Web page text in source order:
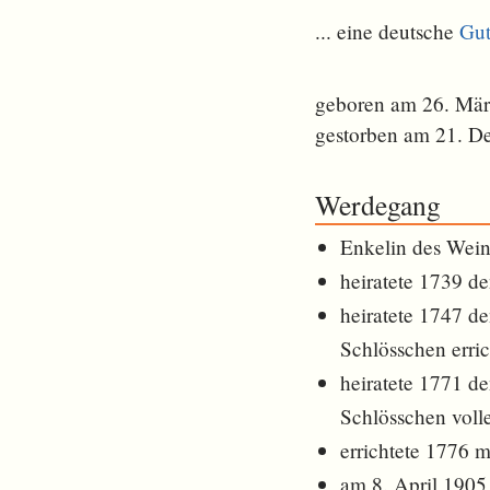
... eine deutsche
geboren am 26.
gestorben am 21.
Werdegang
Enkelin des
heiratete 1739
heiratete 1747
Schlösschen
heiratete 1771
Schlösschen
errichtete 1776
am 8. April 1905